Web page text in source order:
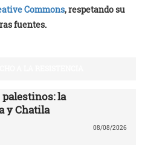
Commons, respetando su
fuentes.
la
y Chatila
08/08/2026